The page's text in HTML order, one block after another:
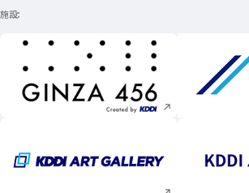
施設
新規ウィンドウで開く
新規ウィンドウで開く